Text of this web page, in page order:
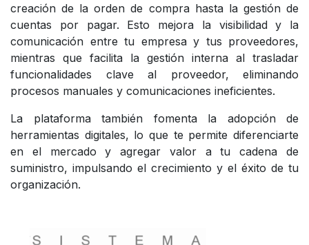
creación de la orden de compra hasta la gestión de
cuentas por pagar. Esto mejora la visibilidad y la
comunicación entre tu empresa y tus proveedores,
mientras que facilita la gestión interna al trasladar
funcionalidades clave al proveedor, eliminando
procesos manuales y comunicaciones ineficientes.
La plataforma también fomenta la adopción de
herramientas digitales, lo que te permite diferenciarte
en el mercado y agregar valor a tu cadena de
suministro, impulsando el crecimiento y el éxito de tu
organización.